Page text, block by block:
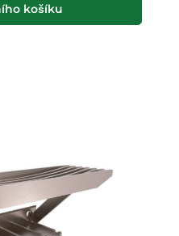
košíku